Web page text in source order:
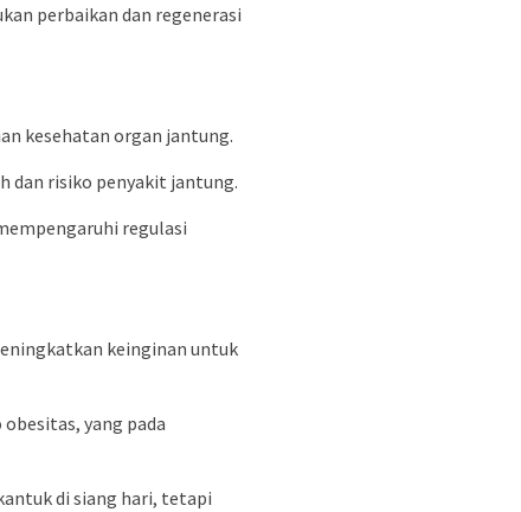
perbaikan dan regenerasi
kesehatan organ jantung.
dan risiko penyakit jantung.
regulasi
keinginan untuk
yang pada
di siang hari, tetapi